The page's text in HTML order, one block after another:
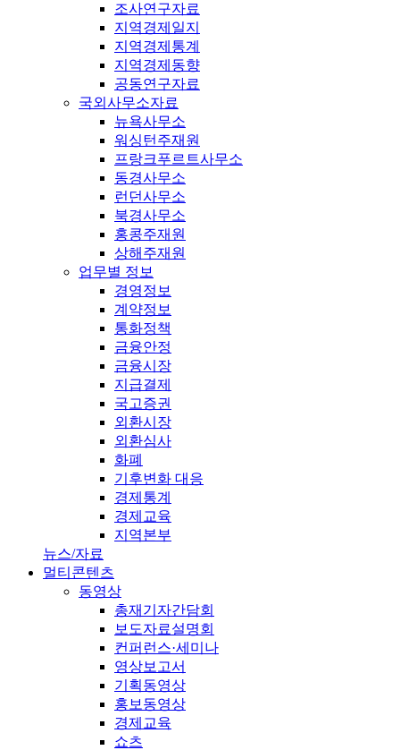
조사연구자료
지역경제일지
지역경제통계
지역경제동향
공동연구자료
국외사무소자료
뉴욕사무소
워싱턴주재원
프랑크푸르트사무소
동경사무소
런던사무소
북경사무소
홍콩주재원
상해주재원
업무별 정보
경영정보
계약정보
통화정책
금융안정
금융시장
지급결제
국고증권
외환시장
외환심사
화폐
기후변화 대응
경제통계
경제교육
지역본부
뉴스/자료
멀티콘텐츠
동영상
총재기자간담회
보도자료설명회
컨퍼런스·세미나
영상보고서
기획동영상
홍보동영상
경제교육
쇼츠